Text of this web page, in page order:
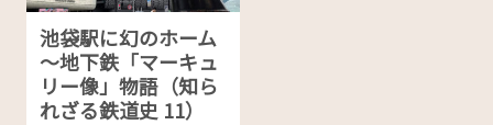
池袋駅に幻のホーム
～地下鉄「マーキュ
リー像」物語（知ら
れざる鉄道史 11）